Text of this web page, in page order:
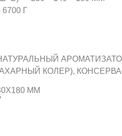
Г
КОЛЕР),
MM